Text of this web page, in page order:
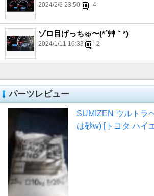
2024/2/6 23:50 4
ゾロ目げっちゅ〜(*´艸｀*)
2024/1/11 16:33 2
パーツレビュー
SUMIZEN ウルトラ
は砂w) [トヨタ ハイ